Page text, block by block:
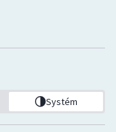
Systém